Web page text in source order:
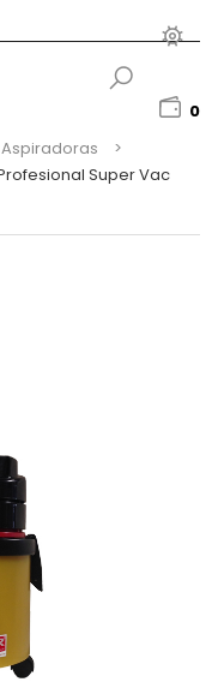
0
Aspiradoras
>
Super Vac